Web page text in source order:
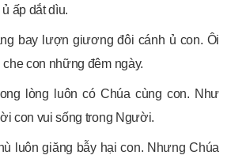
ấp dắt dìu.
bay lượn giương đôi cánh ủ con. Ôi
con những đêm ngày.
lòng luôn có Chúa cùng con. Như
con vui sống trong Người.
luôn giăng bẫy hại con. Nhưng Chúa